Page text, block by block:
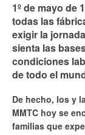
1º de mayo de
todas las
exigir la
sienta las
condiciones
de todo el
De hecho, los y
MMTC hoy se
familias que